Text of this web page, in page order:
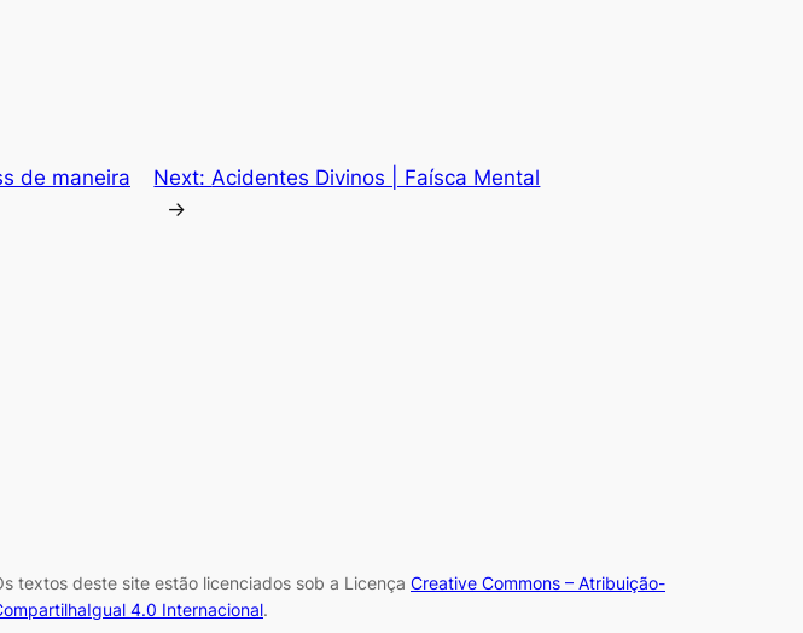
de maneira
Next: Acidentes Divinos | Faísca Mental
→
textos deste site estão licenciados sob a Licença Creative Commons – Atribuição-
4.0 Internacional.